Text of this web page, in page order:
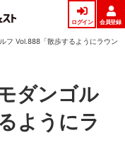
ログイン 会員登録
フ Vol.888「散歩するようにラウン
ダンゴル
ようにラ